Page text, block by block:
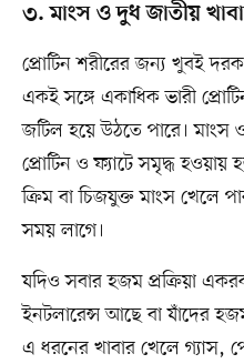
৩. মাংস ও দুধ জাতীয়
প্রোটিন শরীরের জন্য খুবই
একই সঙ্গে একাধিক ভারী
জটিল হয়ে উঠতে পারে। মাংস
প্রোটিন ও ফ্যাটে সমৃদ্ধ
ক্রিম বা চিজযুক্ত মাংস খেলে
সময় লাগে।
যদিও সবার হজম প্রক্রিয়া
ইনটলারেন্স আছে বা যাঁদের
এ ধরনের খাবার খেলে গ্যাস,